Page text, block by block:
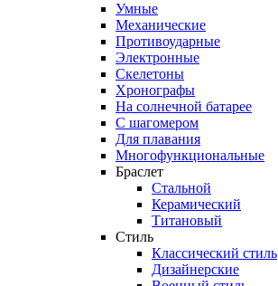
Умные
Механические
Противоударные
Электронные
Скелетоны
Хронографы
На солнечной батарее
С шагомером
Для плавания
Многофункциональные
Браслет
Стальной
Керамический
Титановый
Стиль
Классический стиль
Дизайнерские